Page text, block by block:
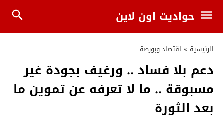
حواديت اون لاين
الرئيسية » اقتصاد وبورصة
دعم بلا فساد .. ورغيف بجودة غير
مسبوقة .. ما لا تعرفه عن تموين ما
بعد الثورة